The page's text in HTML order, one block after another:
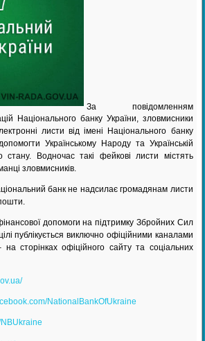
За повідомленням
Національного банку України, зловмисники
листи від імені Національного банку
Українському Народу та Українській
стану. Водночас такі фейкові листи містять
зловмисників.
банк не надсилає громадянам листи
допомоги на підтримку Збройних Сил
публікується виключно офіційними каналами
на сторінках офіційного сайту та соціальних
NationalBankOfUkraine
NBUkraine